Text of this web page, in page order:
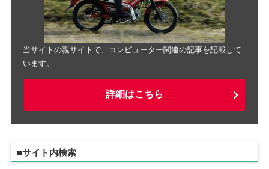
当サイトの親サイトで、コンピューター関連の記事を記載して
います。
詳細はこちら
■サイト内検索